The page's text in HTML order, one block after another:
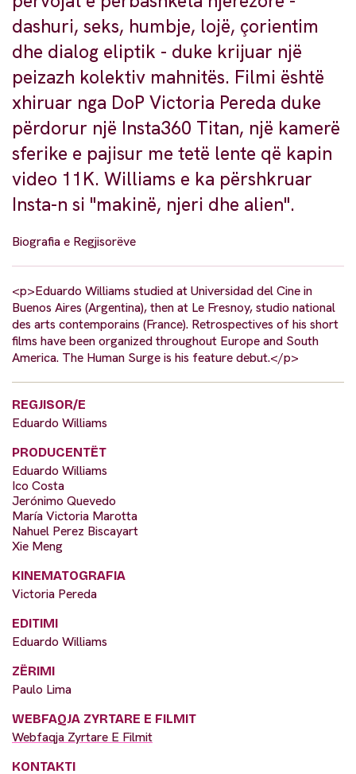
dashuri, seks, humbje, lojë, çorientim
dhe dialog eliptik - duke krijuar një
peizazh kolektiv mahnitës. Filmi është
xhiruar nga DoP Victoria Pereda duke
përdorur një Insta360 Titan, një kamerë
sferike e pajisur me tetë lente që kapin
video 11K. Williams e ka përshkruar
Insta-n si "makinë, njeri dhe alien".
Biografia e Regjisorëve
<p>Eduardo Williams studied at Universidad del Cine in
Buenos Aires (Argentina), then at Le Fresnoy, studio national
des arts contemporains (France). Retrospectives of his short
films have been organized throughout Europe and South
America. The Human Surge is his feature debut.</p>
REGJISOR/E
Eduardo Williams
PRODUCENTËT
Eduardo Williams
Ico Costa
Jerónimo Quevedo
María Victoria Marotta
Nahuel Perez Biscayart
Xie Meng
KINEMATOGRAFIA
Victoria Pereda
EDITIMI
Eduardo Williams
ZËRIMI
Paulo Lima
WEBFAQJA ZYRTARE E FILMIT
Webfaqja Zyrtare E Filmit
KONTAKTI